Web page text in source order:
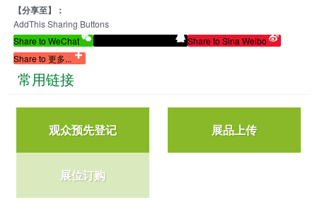
【分享至】：
AddThis Sharing Buttons
Share to WeChat
Share to Sina Weibo
Share to 更多...
常用链接
观众预先登记 展品上传
展位订购